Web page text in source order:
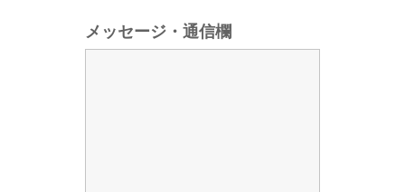
メッセージ・通信欄